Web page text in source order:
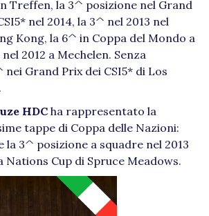
Treffen, la 3^ posizione nel Grand
nel 2014, la 3^ nel 2013 nel
Kong, la 6^ in Coppa del Mondo a
2012 a Mechelen. Senza
Grand Prix dei CSI5* di Los
HDC ha rappresentato la
tappe di Coppa delle Nazioni:
la 3^ posizione a squadre nel 2013
Nations Cup di Spruce Meadows.